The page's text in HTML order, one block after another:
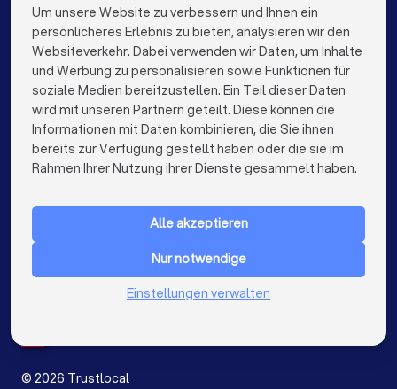
Photovoltaik-Anbieter in Bremen
Photovoltaik-Anbieter in Nürnberg
Photovoltaik-Anbieter in Dresden
Photovoltaik-Anbieter in Hannover
Photovoltaik-Anbieter in Leipzig
Photovoltaik-Anbieter in Bochum
Photovoltaik-Anbieter in Wuppertal
Photovoltaik-Anbieter in Bielefeld
Die besten Unternehmen für Sie
info@trustlocal.de
FÜR PRIVATPERSONEN
Niederlande
© 2026 Trustlocal
Um unsere Website zu verbessern und Ihnen ein
persönlicheres Erlebnis zu bieten, analysieren wir den
Websiteverkehr. Dabei verwenden wir Daten, um Inhalte
und Werbung zu personalisieren sowie Funktionen für
soziale Medien bereitzustellen. Ein Teil dieser Daten
wird mit unseren Partnern geteilt. Diese können die
Informationen mit Daten kombinieren, die Sie ihnen
bereits zur Verfügung gestellt haben oder die sie im
Rahmen Ihrer Nutzung ihrer Dienste gesammelt haben.
Alle akzeptieren
Nur notwendige
Einstellungen verwalten